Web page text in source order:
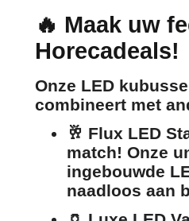
🔥 Maak uw
Horecadeals!
Onze LED
combineert met
🥂 Flux LED
match! Onze
ingebouwde
naadloos aan